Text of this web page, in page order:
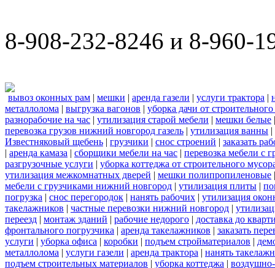
8-908-232-8246 и 8-960-
вывоз оконных рам | мешки | аренда газели | услуги трактора |
металлолома | выгрузка вагонов | уборка дачи от
разнорабочие на час | утилизация старой мебели | мешки белые
перевозка грузов нижний новгород газель | утилизация ванны |
Известняковый щебень | грузчики | снос строений | заказать
| аренда камаза | сборщики мебели на час | перевозка мебели с
разгрузочные услуги | уборка коттеджа от строительного
утилизация межкомнатных дверей | мешки полипропиленовые
мебели с грузчиками нижний новгород | утилизация плиты |
погрузка | снос перегородок | нанять рабочих | утилизация
такелажников | частные перевозки нижний новгород |
переезд | монтаж зданий | рабочие недорого | доставка до
фронтального погрузчика | аренда такелажников | заказать
услуги | уборка офиса | коробки | подъем стройматериалов |
металлолома | услуги газели | аренда трактора | нанять
подъем строительных материалов | уборка коттеджа |